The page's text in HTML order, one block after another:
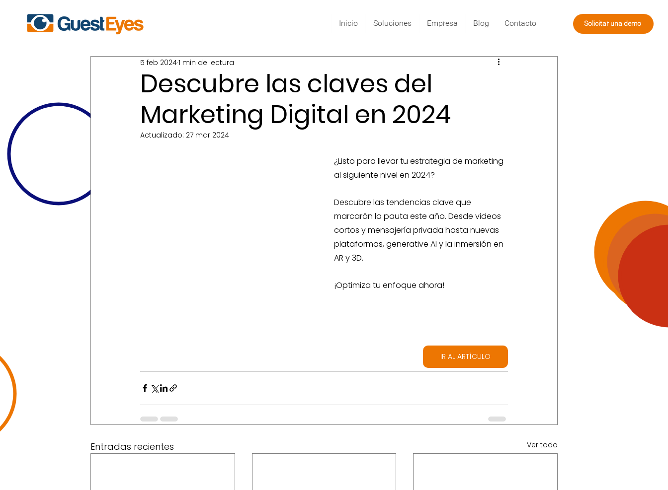
Inicio Soluciones Empresa Blog Contacto Solicitar una demo
Descubre las claves del
Marketing Digital en 2024
5 feb 20241 min de lectura
Actualizado: 27 mar 2024
¿Listo para llevar tu estrategia de marketing
al siguiente nivel en 2024?
Descubre las tendencias clave que
marcarán la pauta este año. Desde videos
cortos y mensajería privada hasta nuevas
plataformas, generative AI y la inmersión en
AR y 3D.
¡Optimiza tu enfoque ahora!
IR AL ARTÍCULO
Entradas recientes Ver todo